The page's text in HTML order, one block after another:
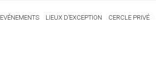
EVÉNEMENTS LIEUX D’EXCEPTION CERCLE PRIVÉ